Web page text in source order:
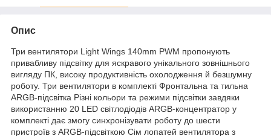
Опис
Три вентилятори Light Wings 140mm PWM пропонують
привабливу підсвітку для яскравого унікального зовнішнього
вигляду ПК, високу продуктивність охолодження й безшумну
роботу. Три вентилятори в комплекті Фронтальна та тильна
ARGB-підсвітка Різні кольори та режими підсвітки завдяки
використанню 20 LED світлодіодів ARGB-концентратор у
комплекті дає змогу синхронізувати роботу до шести
пристроїв з ARGB-підсвіткою Сім лопатей вентилятора з